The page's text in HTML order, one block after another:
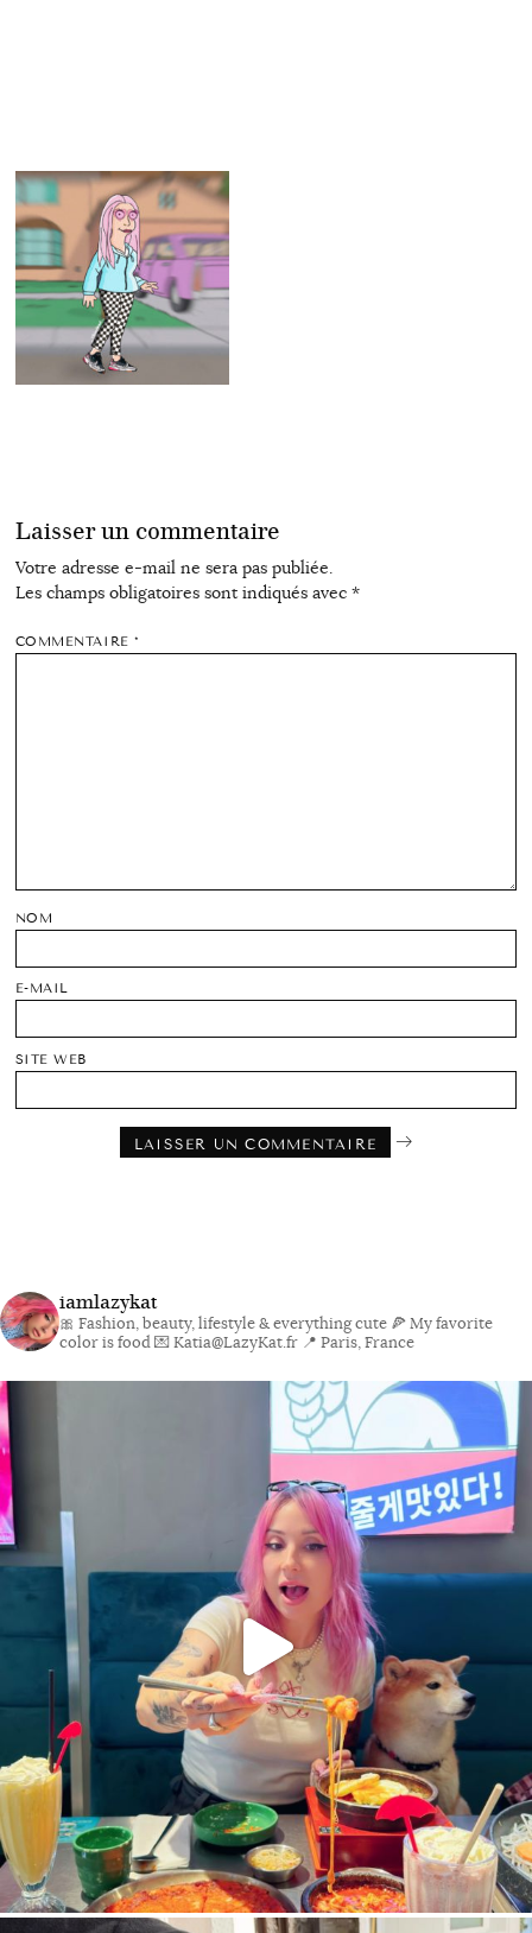
Laisser un commentaire
Votre adresse e-mail ne sera pas publiée.
Les champs obligatoires sont indiqués avec *
COMMENTAIRE*
NOM
E-MAIL
SITE WEB
iamlazykat
🎀 Fashion, beauty, lifestyle & everything cute 🍕 My favorite
color is food💌 Katia@LazyKat.fr 📍 Paris, France